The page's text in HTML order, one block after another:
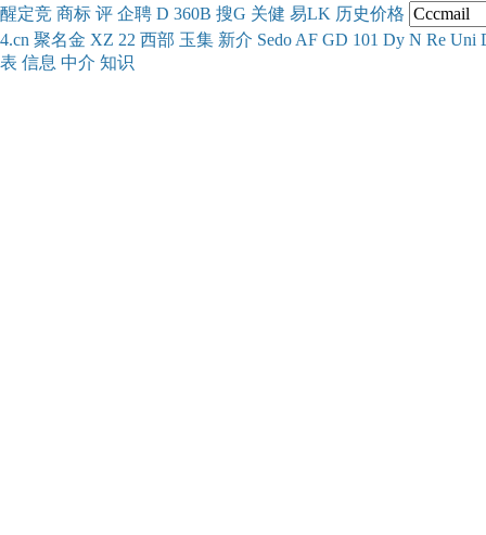
醒定竞 商标 评 企聘 D 360B 搜G 关健 易LK 历史价格
4.cn 聚名金 XZ 22 西部 玉集 新介 Sedo AF GD 101 Dy N Re Uni
表 信息 中介 知识